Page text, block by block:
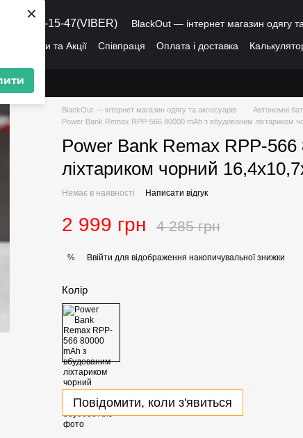
×
486-15-47(VIBER)
BlackOut — інтернет магазин одягу
Знижки та Акції Співпраця Оплата і доставка
BlackOut — інтернет магазин одягу та аксесуарів Автономні
Power Bank Remax RPP-566 80000 mAh з вбудованим ліхтариком
Power Bank Remax RPP-
ліхтариком чорний
Немає в наявності Написати відгук
2 999 грн 4 285 грн
% Ввійти для відображення накопичувальної знижки
Колір
Повідомити, коли з'явиться